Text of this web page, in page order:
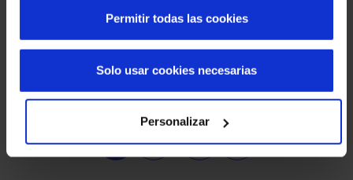
Permitir todas las cookies
Personalizar
Solo usar cookies necesarias
Que faire en cas de panne d'une porte rapide :
Page courante
1
Page
2
…
Next page
›
Dernière page
»